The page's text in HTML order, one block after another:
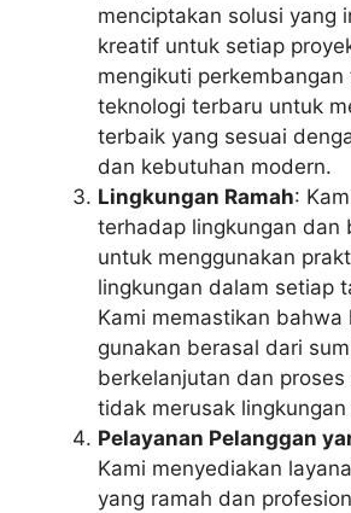
menciptakan solusi yang
kreatif untuk setiap
mengikuti
teknologi terbaru untuk
terbaik yang sesuai
dan kebutuhan modern.
Lingkungan Ramah:
terhadap lingkungan dan
untuk menggunakan
lingkungan dalam setiap
Kami memastikan bahwa
gunakan berasal dari
berkelanjutan dan
tidak merusak lingkungan
Pelayanan Pelanggan
Kami menyediakan
yang ramah dan